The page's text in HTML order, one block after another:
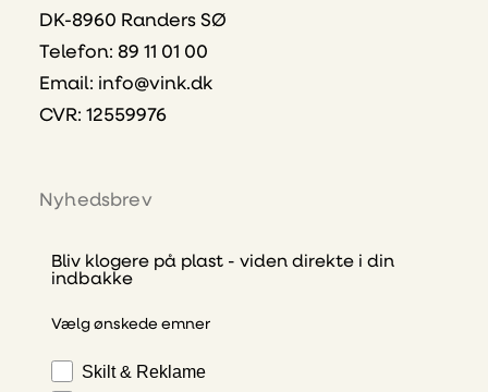
DK-8960 Randers SØ
Telefon: 89 11 01 00
Email: info@vink.dk
CVR: 12559976
Nyhedsbrev
Bliv klogere på plast - viden direkte i din
indbakke
Vælg ønskede emner
Skilt & Reklame